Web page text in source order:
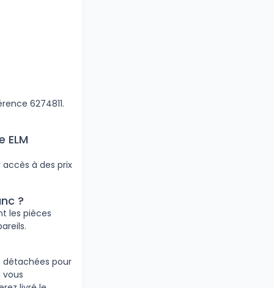
6274811.
à des prix
?
les pièces
détachées pour
vous